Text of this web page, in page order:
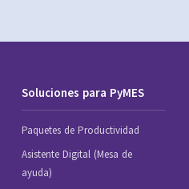
Soluciones para PyMES
Paquetes de Productividad
Asistente Digital (Mesa de
ayuda)